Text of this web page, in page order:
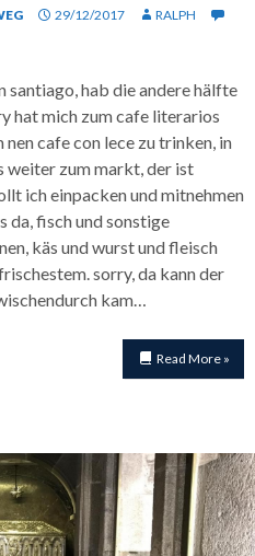
29/12/2017
RALPH
hab die andere hälfte
hat mich zum cafe literarios
nen cafe con lece zu trinken, in
weiter zum markt, der ist
ich einpacken und mitnehmen
da, fisch und sonstige
käs und wurst und fleisch
sorry, da kann der
kam…
Read More »